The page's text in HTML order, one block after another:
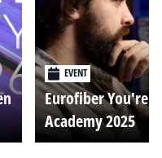
EVENT
Eurofiber You're
Academy 2025